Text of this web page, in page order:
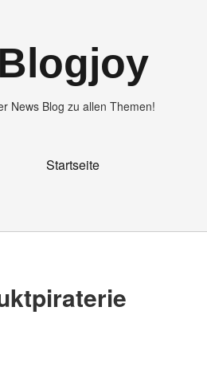
Blogjoy
News Blog zu allen Themen!
Startseite